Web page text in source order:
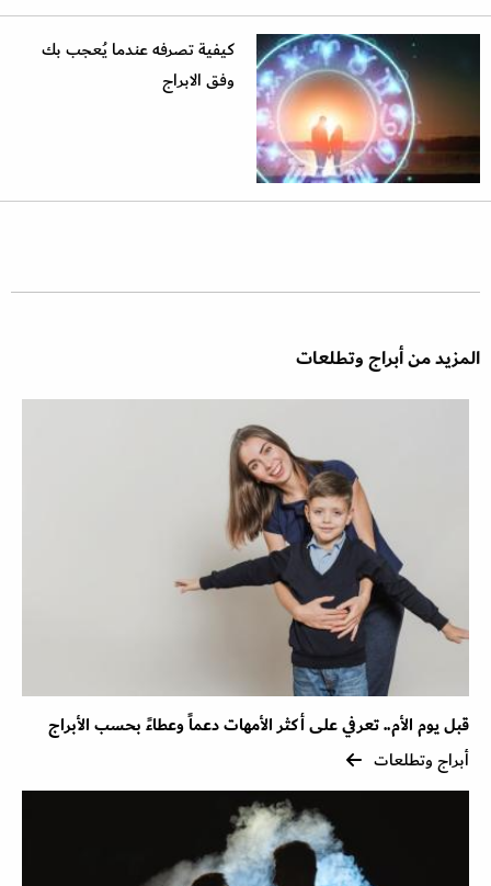
كيفية تصرفه عندما يُعجب بك
وفق الابراج
المزيد من أبراج وتطلعات
قبل يوم الأم.. تعرفي على أكثر الأمهات دعماً وعطاءً بحسب الأبراج
أبراج وتطلعات